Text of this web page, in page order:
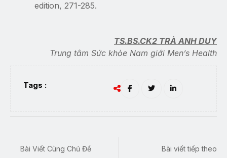
edition, 271-285.
TS.BS.CK2 TRÀ ANH DUY
Trung tâm Sức khỏe Nam giới Men’s Health
Tags :
Bài Viết Cùng Chủ Đề Bài viết tiếp theo